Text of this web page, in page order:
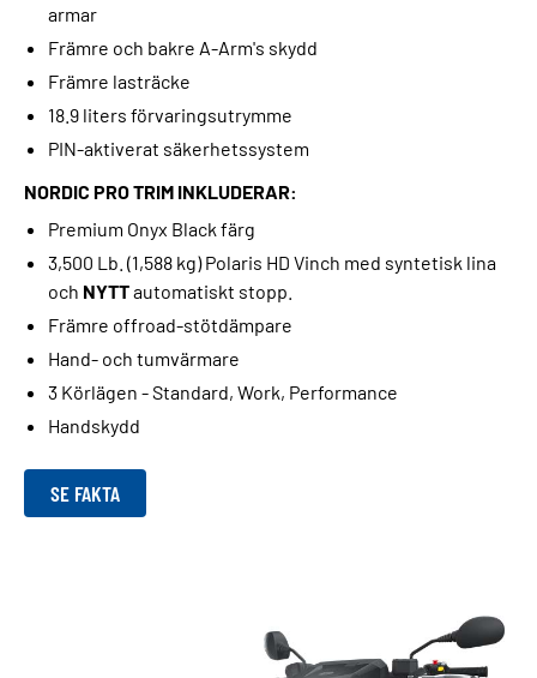
armar
Främre och bakre A-Arm's skydd
Främre lasträcke
18.9 liters förvaringsutrymme
PIN-aktiverat säkerhetssystem
NORDIC PRO TRIM INKLUDERAR:
Premium Onyx Black färg
3,500 Lb. (1,588 kg) Polaris HD Vinch med syntetisk lina
och NYTTautomatiskt stopp.
Främre offroad-stötdämpare
Hand- och tumvärmare
3 Körlägen - Standard, Work, Performance
Handskydd
SE FAKTA